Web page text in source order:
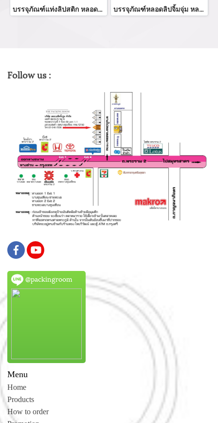
บรรจุภัณฑ์แท่งลิปสติก หลอดลิปแท่ง Lip stick package/ Lip tube สีแดงเงาฝาปิดแม่เหล็ก จำหน่ายบรรจุภัณฑ์เครื่องสำอางทุกประเภท บรรจุภัณฑ์หลอดลิปจิ้มจุ่ม หลอดลิปกลอส bottle lip gloss/ lip bottle ขวดลิป บรรจุภัณฑ์ใส่ลิป จำหน่ายบรรจุภัณฑ์เครื่องสำอางรรจุภัณฑ์เครื่องสำอางทุกประเภท
Follow us :
@packingroom
Menu
Home
Products
How to order